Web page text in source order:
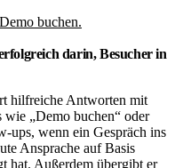
buchen.
darin, Besucher in
hilfreiche Antworten mit
wie „Demo buchen“ oder
ups, wenn ein Gespräch ins
Ansprache auf Basis
hat. Außerdem übergibt er